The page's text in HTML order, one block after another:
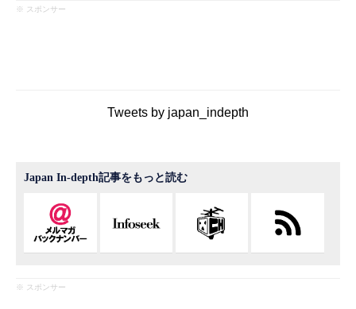
※ スポンサー
Tweets by japan_indepth
Japan In-depth記事をもっと読む
※ スポンサー